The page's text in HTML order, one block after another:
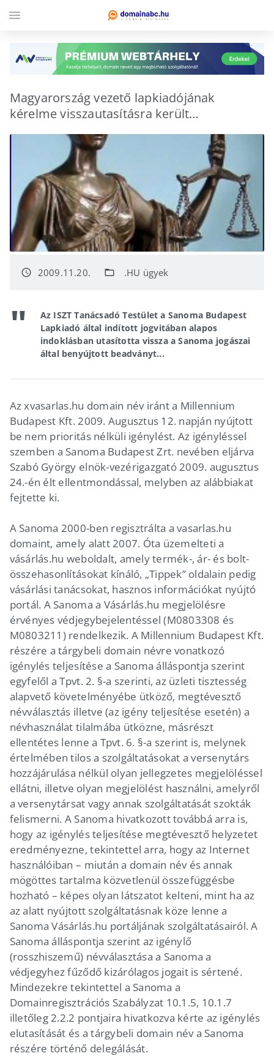
Magyarország vezető lapkiadójának
kérelme visszautasításra került…
access_time 2009.11.20. folder_open .HU ügyek
Az ISZT Tanácsadó Testület a Sanoma Budapest
Lapkiadó által indított jogvitában alapos
indoklásban utasította vissza a Sanoma jogászai
által benyújtott beadványt...
Az xvasarlas.hu domain név iránt a Millennium
Budapest Kft. 2009. Augusztus 12. napján nyújtott
be nem prioritás nélküli igénylést. Az igényléssel
szemben a Sanoma Budapest Zrt. nevében eljárva
Szabó György elnök-vezérigazgató 2009. augusztus
24.-én élt ellentmondással, melyben az alábbiakat
fejtette ki.
A Sanoma 2000-ben regisztrálta a vasarlas.hu
domaint, amely alatt 2007. Óta üzemelteti a
vásárlás.hu weboldalt, amely termék-, ár- és bolt-
összehasonlításokat kínáló, „Tippek” oldalain pedig
vásárlási tanácsokat, hasznos információkat nyújtó
portál. A Sanoma a Vásárlás.hu megjelölésre
érvényes védjegybejelentéssel (M0803308 és
M0803211) rendelkezik. A Millennium Budapest Kft.
részére a tárgybeli domain névre vonatkozó
igénylés teljesítése a Sanoma álláspontja szerint
egyfelől a Tpvt. 2. §-a szerinti, az üzleti tisztesség
alapvető követelményébe ütköző, megtévesztő
névválasztás illetve (az igény teljesítése esetén) a
névhasználat tilalmába ütközne, másrészt
ellentétes lenne a Tpvt. 6. §-a szerint is, melynek
értelmében tilos a szolgáltatásokat a versenytárs
hozzájárulása nélkül olyan jellegzetes megjelöléssel
ellátni, illetve olyan megjelölést használni, amelyről
a versenytársat vagy annak szolgáltatását szokták
felismerni. A Sanoma hivatkozott továbbá arra is,
hogy az igénylés teljesítése megtévesztő helyzetet
eredményezne, tekintettel arra, hogy az Internet
használóiban – miután a domain név és annak
mögöttes tartalma közvetlenül összefüggésbe
hozható – képes olyan látszatot kelteni, mint ha az
az alatt nyújtott szolgáltatásnak köze lenne a
Sanoma Vásárlás.hu portáljának szolgáltatásairól. A
Sanoma álláspontja szerint az igénylő
(rosszhiszemű) névválasztása a Sanoma a
védjegyhez fűződő kizárólagos jogait is sértené.
Mindezekre tekintettel a Sanoma a
Domainregisztrációs Szabályzat 10.1.5, 10.1.7
illetőleg 2.2.2 pontjaira hivatkozva kérte az igénylés
elutasítását és a tárgybeli domain név a Sanoma
részére történő delegálását.
menu